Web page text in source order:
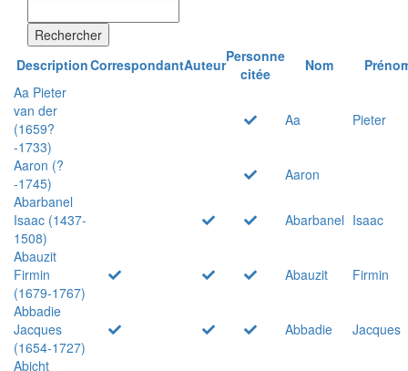
Rechercher
DescriptionCorrespondantAuteurPersonne
citée
Nom
Aa Pieter
van der
(1659?
-1733)
Aa Pieter
Aaron (?
-1745)
Aaron
Abarbanel
Isaac (1437-
1508)
Abarbanel Isaac
Abauzit
Firmin
(1679-1767)
Abauzit
Firmin
Abbadie
Jacques
(1654-1727)
Abbadie
Jacques
Abicht